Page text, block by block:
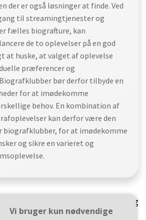
der er også løsninger at finde. Ved
til streamingtjenester og
fælles biografture, kan
de to oplevelser på en god
at huske, at valget af oplevelse
præferencer og
bør derfor tilbyde en
for at imødekomme
behov. En kombination af
kan derfor være den
biografklubber, for at imødekomme
og sikre en varieret og
Næste indlæg
Vi bruger kun nødvendige